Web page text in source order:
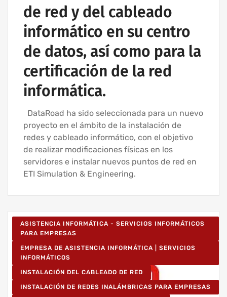
de red y del cableado
informático en su centro
de datos, así como para la
certificación de la red
informática.
DataRoad ha sido seleccionada para un nuevo
proyecto en el ámbito de la instalación de
redes y cableado informático, con el objetivo
de realizar modificaciones físicas en los
servidores e instalar nuevos puntos de red en
ETI Simulation & Engineering.
ASISTENCIA INFORMÁTICA - SERVICIOS INFORMÁTICOS
PARA EMPRESAS
EMPRESA DE ASISTENCIA INFORMÁTICA | SERVICIOS
INFORMÁTICOS
INSTALACIÓN DEL CABLEADO DE RED
INSTALACIÓN DE REDES INALÁMBRICAS PARA EMPRESAS